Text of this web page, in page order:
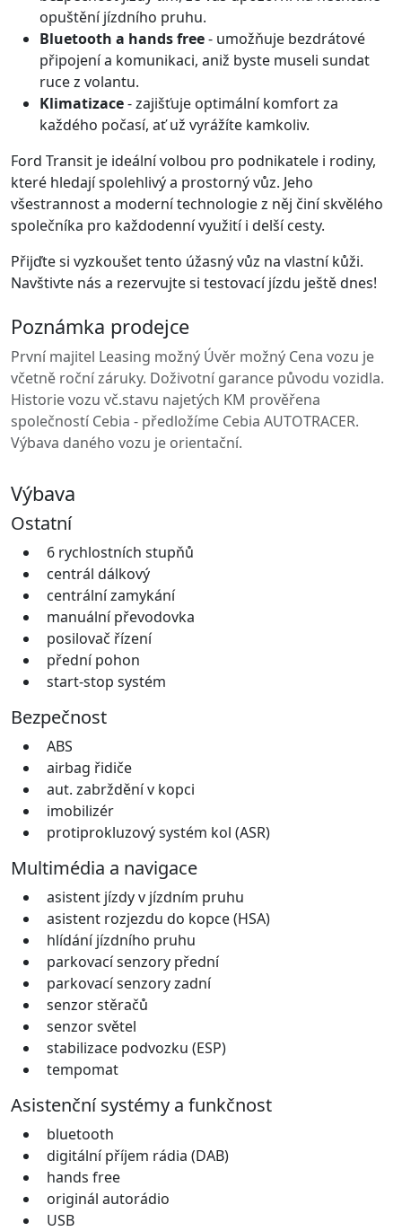
opuštění jízdního pruhu.
Bluetooth a hands free- umožňuje bezdrátové
připojení a komunikaci, aniž byste museli sundat
ruce z volantu.
Klimatizace- zajišťuje optimální komfort za
každého počasí, ať už vyrážíte kamkoliv.
Ford Transit je ideální volbou pro podnikatele i rodiny,
které hledají spolehlivý a prostorný vůz. Jeho
všestrannost a moderní technologie z něj činí skvělého
společníka pro každodenní využití i delší cesty.
Přijďte si vyzkoušet tento úžasný vůz na vlastní kůži.
Navštivte nás a rezervujte si testovací jízdu ještě dnes!
Poznámka prodejce
První majitel Leasing možný Úvěr možný Cena vozu je
včetně roční záruky. Doživotní garance původu vozidla.
Historie vozu vč.stavu najetých KM prověřena
společností Cebia - předložíme Cebia AUTOTRACER.
Výbava daného vozu je orientační.
Výbava
Ostatní
6 rychlostních stupňů
centrál dálkový
centrální zamykání
manuální převodovka
posilovač řízení
přední pohon
start-stop systém
Bezpečnost
ABS
airbag řidiče
aut. zabrždění v kopci
imobilizér
protiprokluzový systém kol (ASR)
Multimédia a navigace
asistent jízdy v jízdním pruhu
asistent rozjezdu do kopce (HSA)
hlídání jízdního pruhu
parkovací senzory přední
parkovací senzory zadní
senzor stěračů
senzor světel
stabilizace podvozku (ESP)
tempomat
Asistenční systémy a funkčnost
bluetooth
digitální příjem rádia (DAB)
hands free
originál autorádio
USB